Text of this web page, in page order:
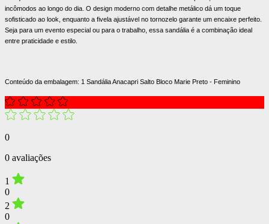
incômodos ao longo do dia. O design moderno com detalhe metálico dá um toque
sofisticado ao look, enquanto a fivela ajustável no tornozelo garante um encaixe perfeito.
Seja para um evento especial ou para o trabalho, essa sandália é a combinação ideal
entre praticidade e estilo.
Conteúdo da embalagem: 1 Sandália Anacapri Salto Bloco Marie Preto - Feminino
0
0 avaliações
1
0
2
0